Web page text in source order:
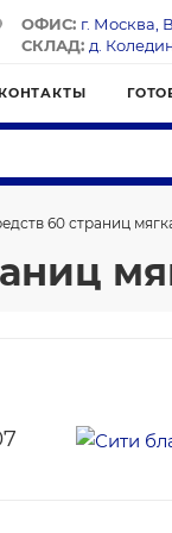
ОФИС: г. Москва,
СКЛАД: д.
КОНТАКТЫ
60 страниц